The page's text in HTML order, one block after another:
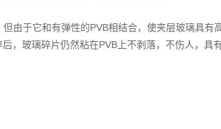
由于它和有弹性的PVB相结合，使夹层玻璃具有
，玻璃碎片仍然粘在PVB上不剥落，不伤人，具有